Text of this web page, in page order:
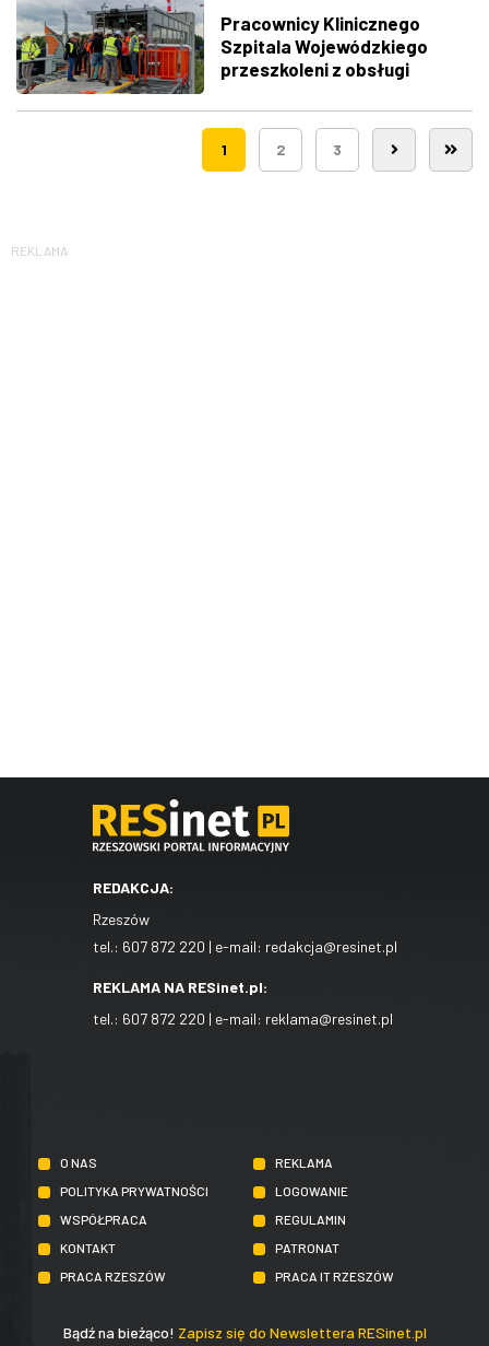
Pracownicy Klinicznego
Szpitala Wojewódzkiego
przeszkoleni z obsługi
śmigłowców LPR
1 2 3
REKLAMA
REDAKCJA:
Rzeszów
tel.: 607 872 220 | e-mail: redakcja@resinet.pl
REKLAMA NA RESinet.pl:
tel.: 607 872 220 | e-mail: reklama@resinet.pl
O NAS
REKLAMA
POLITYKA PRYWATNOŚCI
LOGOWANIE
WSPÓŁPRACA
REGULAMIN
KONTAKT
PATRONAT
PRACA RZESZÓW
PRACA IT RZESZÓW
Bądź na bieżąco! Zapisz się do Newslettera RESinet.pl